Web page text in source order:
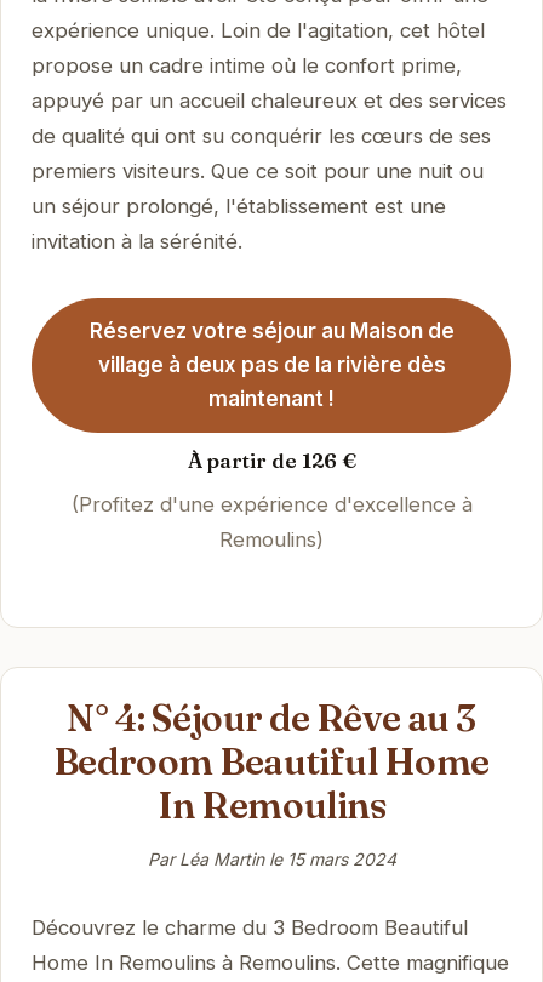
expérience unique. Loin de l'agitation, cet hôtel
propose un cadre intime où le confort prime,
appuyé par un accueil chaleureux et des services
de qualité qui ont su conquérir les cœurs de ses
premiers visiteurs. Que ce soit pour une nuit ou
un séjour prolongé, l'établissement est une
invitation à la sérénité.
Réservez votre séjour au Maison de
village à deux pas de la rivière dès
maintenant !
À partir de 126 €
(Profitez d'une expérience d'excellence à
Remoulins)
N° 4: Séjour de Rêve au 3
Bedroom Beautiful Home
In Remoulins
Par Léa Martin le 15 mars 2024
Découvrez le charme du 3 Bedroom Beautiful
Home In Remoulins à Remoulins. Cette magnifique